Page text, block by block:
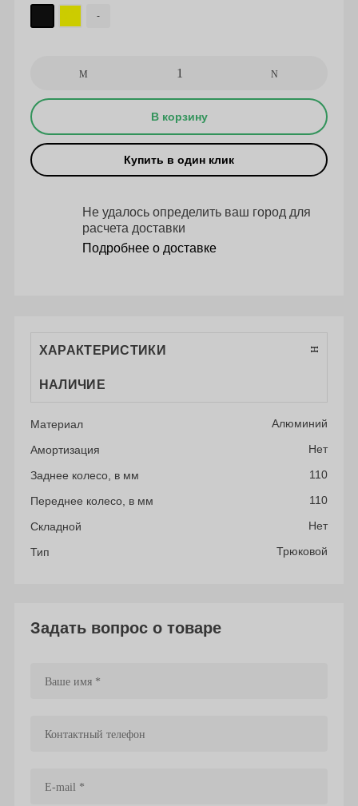
-
В корзину
Купить в один клик
Не удалось определить ваш город для
расчета доставки
Подробнее о доставке
ХАРАКТЕРИСТИКИ
НАЛИЧИЕ
Материал Алюминий
Амортизация Нет
Заднее колесо, в мм 110
Переднее колесо, в мм 110
Складной Нет
Тип Трюковой
Задать вопрос о товаре